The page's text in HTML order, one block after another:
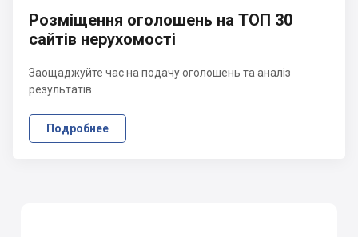
Розміщення оголошень на ТОП 30
сайтів нерухомості
Заощаджуйте час на подачу оголошень та аналіз
результатів
Подробнее